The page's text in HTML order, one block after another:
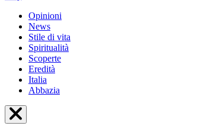
Opinioni
News
Stile di vita
Spiritualità
Scoperte
Eredità
Italia
Abbazia